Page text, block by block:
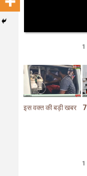
1
इस वक्त की बड़ी खबर
1